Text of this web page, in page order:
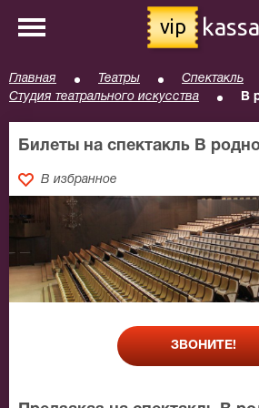
vip kassa
Главная Театры
Спектакль
Студия театрального искусства
В
Билеты на спектакль В
В избранное
ЗВОНИТЕ!